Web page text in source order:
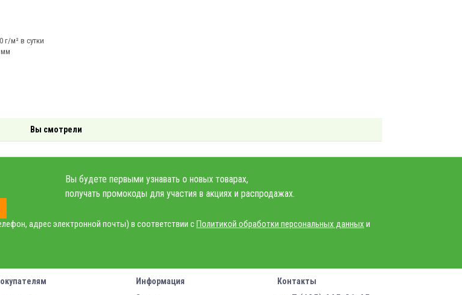
г/м² в сутки
мм
Вы смотрели
Вы будете первыми узнавать о новых товарах,
получать промокоды для участия в акциях и распродажах.
адрес электронной почты) в соответствии сПолитикой обработки персональных данных и
Информация Контакты